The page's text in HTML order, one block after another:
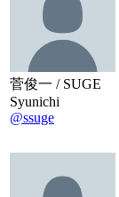
菅俊一 / SUGE
Syunichi
@ssuge